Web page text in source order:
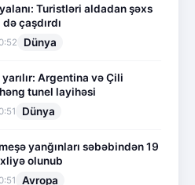
Turistləri aldadan şəxs
çaşdırdı
Dünya
Argentina və Çili
tunel layihəsi
Dünya
yanğınları səbəbindən 19
olunub
Avropa